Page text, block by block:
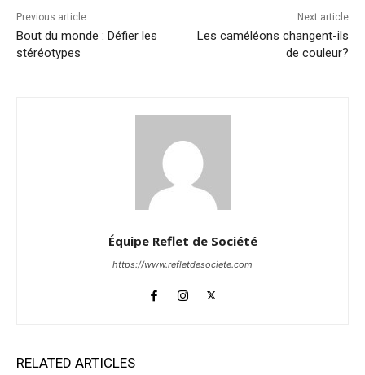
Previous article
Bout du monde : Défier les
stéréotypes
Next article
Les caméléons changent-ils
de couleur?
Équipe Reflet de Société
https://www.refletdesociete.com
RELATED ARTICLES